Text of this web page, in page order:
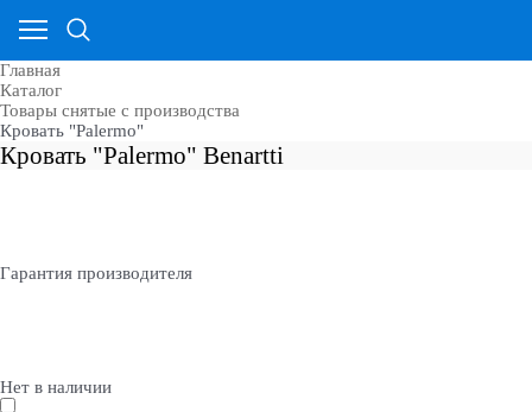
Главная
Каталог
Товары снятые с производства
Кровать "Palermo"
Кровать "Palermo" Benartti
Гарантия производителя
Нет в наличии